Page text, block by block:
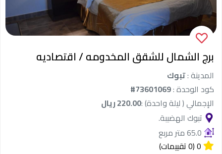
برج الشمال للشقق المخدومه / اقتصاديه
المدينة :تبوك
كود الوحدة :#73601069
الإجمالي ( ليلة واحدة) :220.00 ريال
تبوك الهضيبة.
65.0 متر مربع
0(0 تقييمات)